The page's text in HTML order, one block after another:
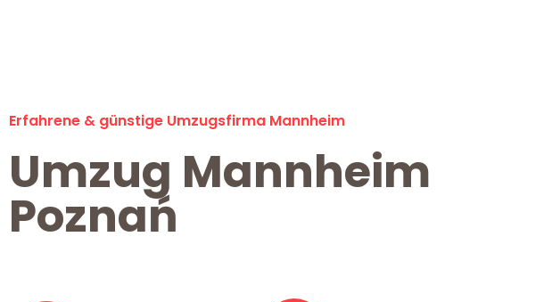
Erfahrene & günstige Umzugsfirma Mannheim
Umzug Mannheim
Poznań